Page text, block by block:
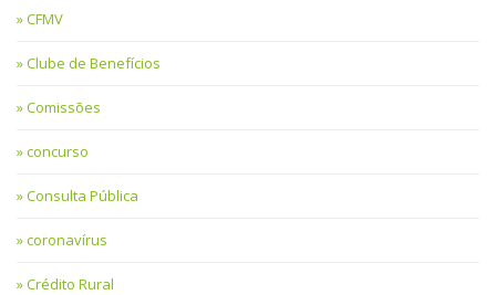
CFMV
Clube de Benefícios
Comissões
concurso
Consulta Pública
coronavírus
Crédito Rural